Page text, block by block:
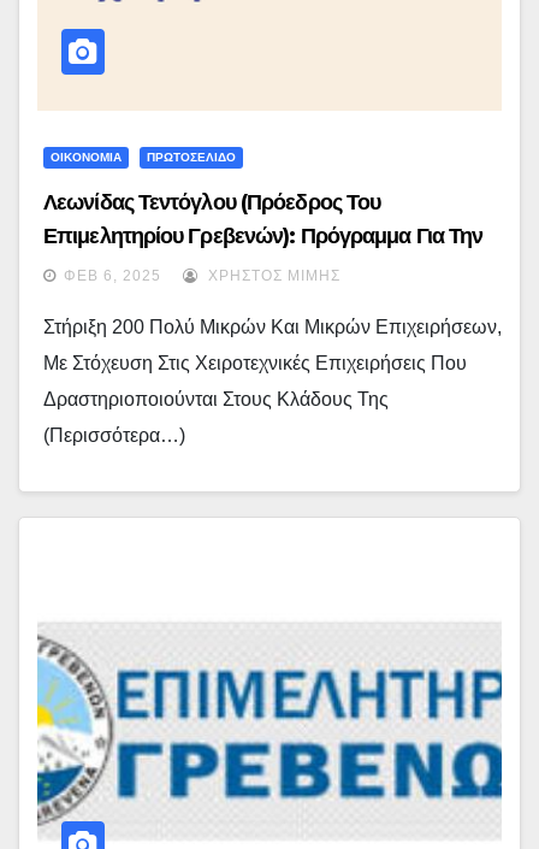
ΟΙΚΟΝΟΜΙΑ ΠΡΩΤΟΣΕΛΙΔΟ
Λεωνίδας Τεντόγλου (Πρόεδρος Του
Επιμελητηρίου Γρεβενών): Πρόγραμμα Για Την
Ενίσχυση Του Παραγωγικού Εξοπλισμού Και Του
Επιχειρήσεων…
ΦΕΒ 6, 2025 ΧΡΉΣΤΟΣ ΜΊΜΗΣ
Στήριξη 200 Πολύ Μικρών Και Μικρών Επιχειρήσεων,
Με Στόχευση Στις Χειροτεχνικές Επιχειρήσεις Που
Δραστηριοποιούνται Στους Κλάδους Της
(περισσότερα…)